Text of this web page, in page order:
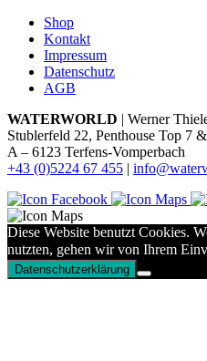
Shop
Kontakt
Impressum
Datenschutz
AGB
WATERWORLD | Werner
Stublerfeld 22, Penthouse Top 7
A – 6123 Terfens-Vomperbach
+43 (0)5224 67 455 |
Diese Website benutzt Cookies.
nutzten, gehen wir von Ihrem
Datenschutzerklärung